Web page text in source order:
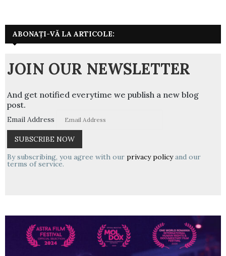
ABONAȚI-VĂ LA ARTICOLE:
JOIN OUR NEWSLETTER
And get notified everytime we publish a new blog
post.
Email Address
By subscribing, you agree with our privacy policyand our
terms of service.